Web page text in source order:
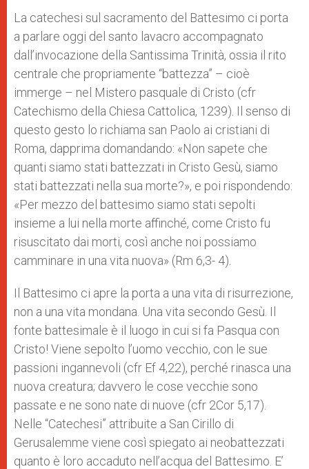
La catechesi sul sacramento del Battesimo ci porta
a parlare oggi del santo lavacro accompagnato
dall’invocazione della Santissima Trinità, ossia il rito
centrale che propriamente “battezza” – cioè
immerge – nel Mistero pasquale di Cristo (cfr
Catechismo della Chiesa Cattolica, 1239). Il senso di
questo gesto lo richiama san Paolo ai cristiani di
Roma, dapprima domandando: «Non sapete che
quanti siamo stati battezzati in Cristo Gesù, siamo
stati battezzati nella sua morte?», e poi rispondendo:
«Per mezzo del battesimo siamo stati sepolti
insieme a lui nella morte affinché, come Cristo fu
risuscitato dai morti, così anche noi possiamo
camminare in una vita nuova» (Rm 6,3- 4).
Il Battesimo ci apre la porta a una vita di risurrezione,
non a una vita mondana. Una vita secondo Gesù. Il
fonte battesimale è il luogo in cui si fa Pasqua con
Cristo! Viene sepolto l’uomo vecchio, con le sue
passioni ingannevoli (cfr Ef 4,22), perché rinasca una
nuova creatura; davvero le cose vecchie sono
passate e ne sono nate di nuove (cfr 2Cor 5,17).
Nelle “Catechesi” attribuite a San Cirillo di
Gerusalemme viene così spiegato ai neobattezzati
quanto è loro accaduto nell’acqua del Battesimo. E’